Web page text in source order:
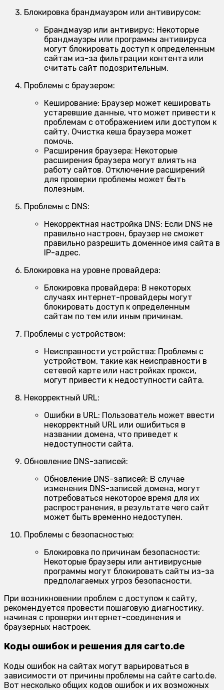
Блокировка брандмауэром или антивирусом:
Брандмауэр или антивирус: Некоторые
брандмауэры или программы антивируса
могут блокировать доступ к определенным
сайтам из-за фильтрации контента или
считать сайт подозрительным.
Проблемы с браузером:
Кеширование: Браузер может кешировать
устаревшие данные, что может привести к
проблемам с отображением или доступом к
сайту. Очистка кеша браузера может
помочь.
Расширения браузера: Некоторые
расширения браузера могут влиять на
работу сайтов. Отключение расширений
для проверки проблемы может быть
полезным.
Проблемы с DNS:
Некорректная настройка DNS: Если DNS не
правильно настроен, браузер не сможет
правильно разрешить доменное имя сайта в
IP-адрес.
Блокировка на уровне провайдера:
Блокировка провайдера: В некоторых
случаях интернет-провайдеры могут
блокировать доступ к определенным
сайтам по тем или иным причинам.
Проблемы с устройством:
Неисправности устройства: Проблемы с
устройством, такие как неисправности в
сетевой карте или настройках прокси,
могут привести к недоступности сайта.
Некорректный URL:
Ошибки в URL: Пользователь может ввести
некорректный URL или ошибиться в
названии домена, что приведет к
недоступности сайта.
Обновление DNS-записей:
Обновление DNS-записей: В случае
изменения DNS-записей домена, могут
потребоваться некоторое время для их
распространения, в результате чего сайт
может быть временно недоступен.
Проблемы с безопасностью:
Блокировка по причинам безопасности:
Некоторые браузеры или антивирусные
программы могут блокировать сайты из-за
предполагаемых угроз безопасности.
При возникновении проблем с доступом к сайту,
рекомендуется провести пошаговую диагностику,
начиная с проверки интернет-соединения и
браузерных настроек.
Коды ошибок и решения для carto.de
Коды ошибок на сайтах могут варьироваться в
зависимости от причины проблемы на сайте carto.de.
Вот несколько общих кодов ошибок и их возможных